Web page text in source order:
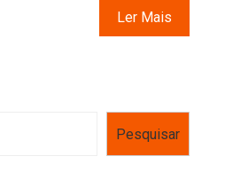
Ler Mais
Pesquisar